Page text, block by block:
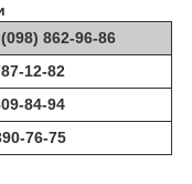
(098) 862-96-86
12-82
84-94
76-75